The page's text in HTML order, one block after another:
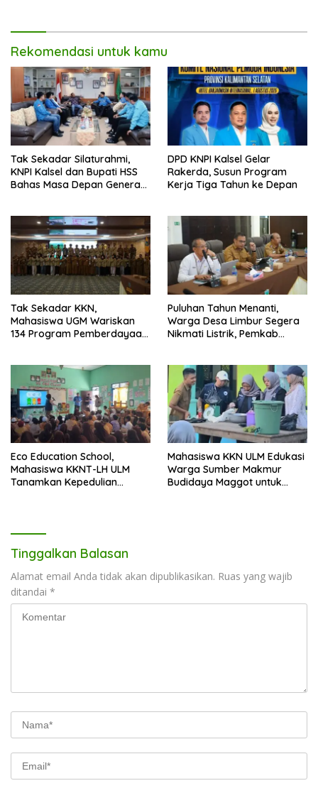
Rekomendasi untuk kamu
Tak Sekadar Silaturahmi,
KNPI Kalsel dan Bupati HSS
Bahas Masa Depan Generasi
DPD KNPI Kalsel Gelar
Rakerda, Susun Program
Kerja Tiga Tahun ke Depan
Tak Sekadar KKN,
Mahasiswa UGM Wariskan
134 Program Pemberdayaan
Puluhan Tahun Menanti,
Warga Desa Limbur Segera
Nikmati Listrik, Pemkab
Eco Education School,
Mahasiswa KKNT-LH ULM
Tanamkan Kepedulian
Mahasiswa KKN ULM Edukasi
Warga Sumber Makmur
Budidaya Maggot untuk
Tinggalkan Balasan
Alamat email Anda tidak akan dipublikasikan. Ruas yang wajib
ditandai *